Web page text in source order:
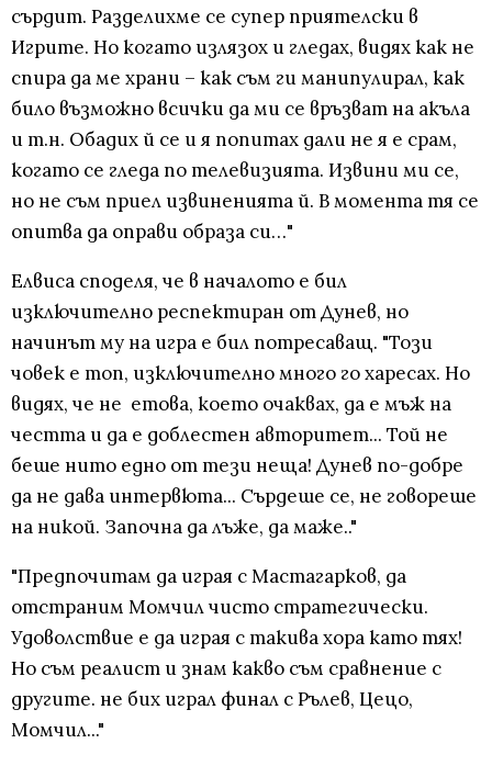
сърдит. Разделихме се супер приятелски в
Игрите. Но когато излязох и гледах, видях как не
спира да ме храни – как съм ги манипулирал, как
било възможно всички да ми се връзват на акъла
и т.н. Обадих й се и я попитах дали не я е срам,
когато се гледа по телевизията. Извини ми се,
но не съм приел извиненията й. В момента тя се
опитва да оправи образа си…"
Елвиса споделя, че в началото е бил
изключително респектиран от Дунев, но
начинът му на игра е бил потресаващ. "Този
човек е топ, изключително много го харесах. Но
видях, че не етова, което очаквах, да е мъж на
честта и да е доблестен авторитет... Той не
беше нито едно от тези неща! Дунев по-добре
да не дава интервюта... Сърдеше се, не говореше
на никой. Започна да лъже, да маже.."
"Предпочитам да играя с Мастагарков, да
отстраним Момчил чисто стратегически.
Удоволствие е да играя с такива хора като тях!
Но съм реалист и знам какво съм сравнение с
другите. не бих играл финал с Рълев, Цецо,
Момчил..."